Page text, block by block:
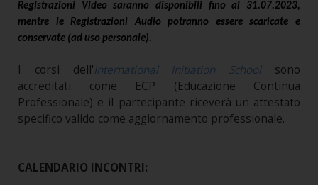
Registrazioni Video saranno disponibili fino al 31.07.2023,
mentre le Registrazioni Audio potranno essere scaricate e
conservate (ad uso personale).
I corsi dell'International Initiation Schoolsono
accreditati come ECP (Educazione Continua
Professionale) e il partecipante riceverà un attestato
specifico valido come aggiornamento professionale.
CALENDARIO INCONTRI: